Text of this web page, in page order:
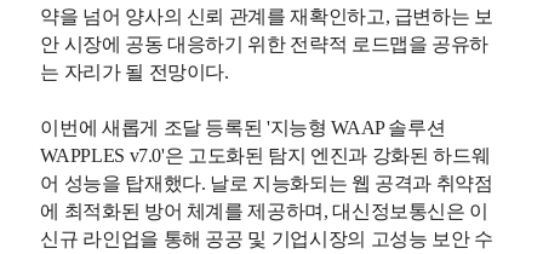
약을 넘어 양사의 신뢰 관계를 재확인하고, 급변하는 보
안 시장에 공동 대응하기 위한 전략적 로드맵을 공유하
는 자리가 될 전망이다.
이번에 새롭게 조달 등록된 '지능형 WAAP 솔루션
WAPPLES v7.0'은 고도화된 탐지 엔진과 강화된 하드웨
어 성능을 탑재했다. 날로 지능화되는 웹 공격과 취약점
에 최적화된 방어 체계를 제공하며, 대신정보통신은 이
신규 라인업을 통해 공공 및 기업시장의 고성능 보안 수